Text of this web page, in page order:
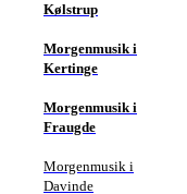
Kølstrup
Morgenmusik i
Kertinge
Morgenmusik i
Fraugde
Morgenmusik i
Davinde